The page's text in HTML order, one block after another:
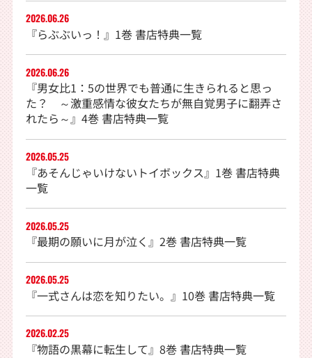
2026.06.26
『らぶぶいっ！』1巻 書店特典一覧
2026.06.26
『男女比1：5の世界でも普通に生きられると思っ
た？ ～激重感情な彼女たちが無自覚男子に翻弄さ
れたら～』4巻 書店特典一覧
2026.05.25
『あそんじゃいけないトイボックス』1巻 書店特典
一覧
2026.05.25
『最期の願いに月が泣く』2巻 書店特典一覧
2026.05.25
『一式さんは恋を知りたい。』10巻 書店特典一覧
2026.02.25
『物語の黒幕に転生して』8巻 書店特典一覧